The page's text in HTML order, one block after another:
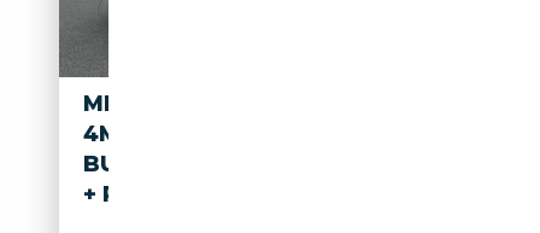
MERCEDES-BENZ EQE 53
4MATIC+ + NAPPA +
BURMESTER + HYPERSCREEN
+ PANO +